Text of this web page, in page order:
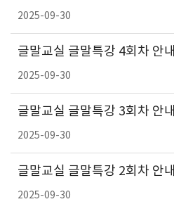
2025-09-30
글말교실 글말특강 4회차 안내
2025-09-30
글말교실 글말특강 3회차 안내
2025-09-30
글말교실 글말특강 2회차 안내
2025-09-30